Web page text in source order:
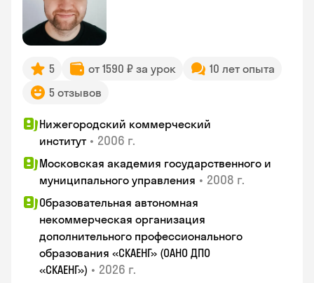
5 от 1590 ₽ за урок
10 лет опыта
5 отзывов
Нижегородский коммерческий
институт • 2006 г.
Московская академия государственного и
муниципального управления • 2008 г.
Образовательная автономная
некоммерческая организация
дополнительного профессионального
образования «СКАЕНГ» (ОАНО ДПО
«СКАЕНГ») • 2026 г.